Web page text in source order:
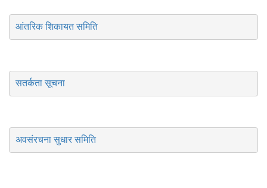
आंतरिक शिकायत समिति
सतर्कता सूचना
अवसंरचना सुधार समिति